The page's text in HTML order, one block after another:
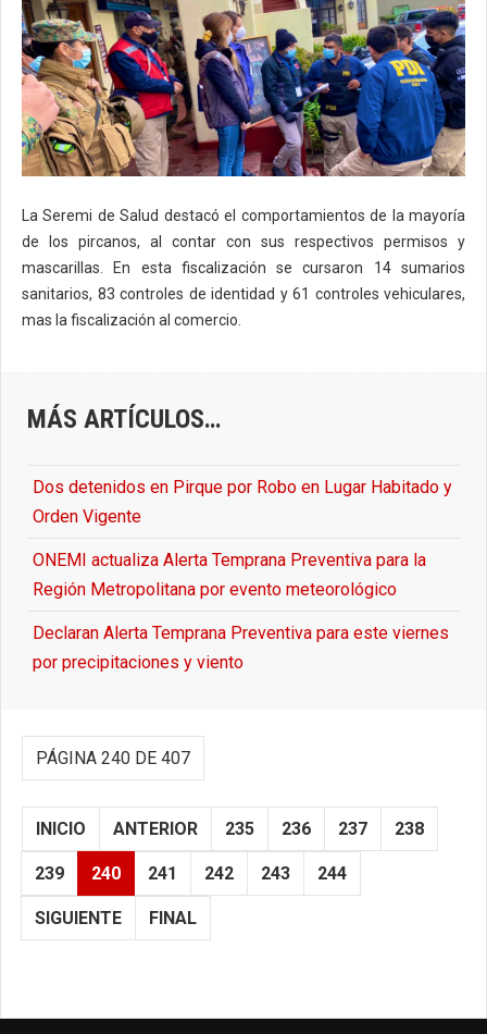
La Seremi de Salud destacó el comportamientos de la mayoría
de los pircanos, al contar con sus respectivos permisos y
mascarillas. En esta fiscalización se cursaron 14 sumarios
sanitarios, 83 controles de identidad y 61 controles vehiculares,
mas la fiscalización al comercio.
MÁS ARTÍCULOS…
Dos detenidos en Pirque por Robo en Lugar Habitado y
Orden Vigente
ONEMI actualiza Alerta Temprana Preventiva para la
Región Metropolitana por evento meteorológico
Declaran Alerta Temprana Preventiva para este viernes
por precipitaciones y viento
PÁGINA 240 DE 407
INICIO ANTERIOR 235 236 237 238
239 240 241 242 243 244
SIGUIENTE FINAL